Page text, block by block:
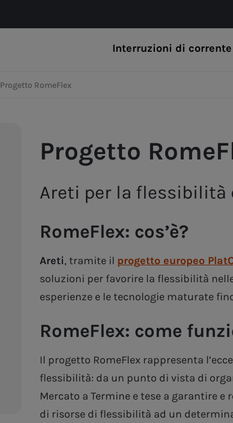
Interruzioni di corrente
Progetto RomeFlex
Progetto
Areti per la flessibilità
RomeFlex: cos’è?
Areti, tramite il progetto europeo
soluzioni per favorire la flessibilità
esperienze e le tecnologie maturate
RomeFlex: come
Il progetto RomeFlex rappresenta
flessibilità: da un punto di vista di
Mercato a Termine e tese a garantire
di risorse di flessibilità ad un